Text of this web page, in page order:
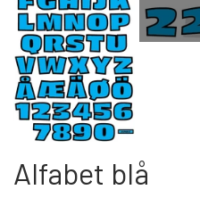
Alfabet blå